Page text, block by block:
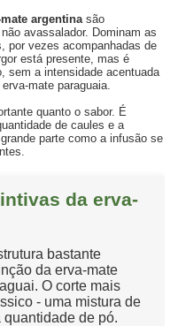
argentina são
avassalador. Dominam as
por vezes acompanhadas de
está presente, mas é
sem a intensidade acentuada
mate paraguaia.
quanto o sabor. É
de caules e a
parte como a infusão se
da erva-
bastante
da erva-mate
O corte mais
- uma mistura de
de pó.